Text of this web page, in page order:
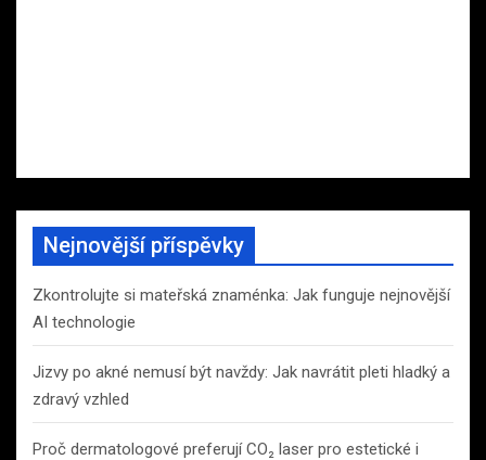
Nejnovější příspěvky
Zkontrolujte si mateřská znaménka: Jak funguje nejnovější
AI technologie
Jizvy po akné nemusí být navždy: Jak navrátit pleti hladký a
zdravý vzhled
Proč dermatologové preferují CO₂ laser pro estetické i